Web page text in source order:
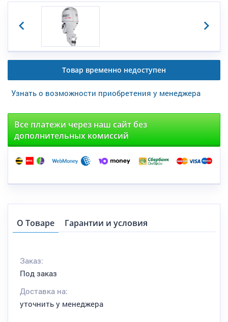
Товар временно недоступен
Узнать о возможности приобретения у менеджера
Все платежи через наш сайт без
дополнительных комиссий
О Товаре Гарантии и условия
Заказ:
Под заказ
Доставка на:
уточнить у менеджера